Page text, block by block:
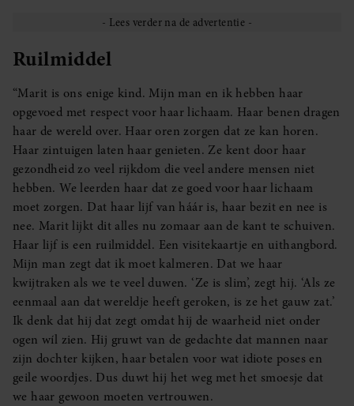
Ruilmiddel
“Marit is ons enige kind. Mijn man en ik hebben haar
opgevoed met respect voor haar lichaam. Haar benen dragen
haar de wereld over. Haar oren zorgen dat ze kan horen.
Haar zintuigen laten haar genieten. Ze kent door haar
gezondheid zo veel rijkdom die veel andere mensen niet
hebben. We leerden haar dat ze goed voor haar lichaam
moet zorgen. Dat haar lijf van háár is, haar bezit en nee is
nee. Marit lijkt dit alles nu zomaar aan de kant te schuiven.
Haar lijf is een ruilmiddel. Een visitekaartje en uithangbord.
Mijn man zegt dat ik moet kalmeren. Dat we haar
kwijtraken als we te veel duwen. ‘Ze is slim’, zegt hij. ‘Als ze
eenmaal aan dat wereldje heeft geroken, is ze het gauw zat.’
Ik denk dat hij dat zegt omdat hij de waarheid niet onder
ogen wíl zien. Hij gruwt van de gedachte dat mannen naar
zijn dochter kijken, haar betalen voor wat idiote poses en
geile woordjes. Dus duwt hij het weg met het smoesje dat
we haar gewoon moeten vertrouwen.